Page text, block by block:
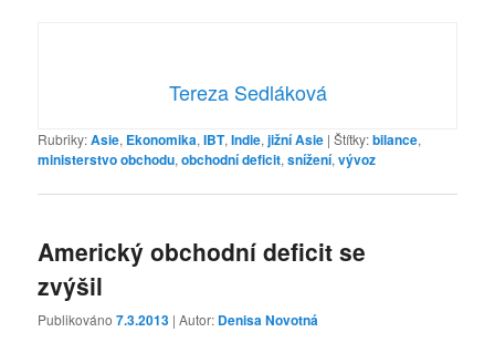
Tereza Sedláková
Rubriky:Asie, Ekonomika,IBT,Indie,jižní Asie |Štítky:bilance,
ministerstvo obchodu,obchodní deficit,snížení,vývoz
Americký obchodní deficit se
zvýšil
Publikováno7.3.2013 | Autor: Denisa Novotná